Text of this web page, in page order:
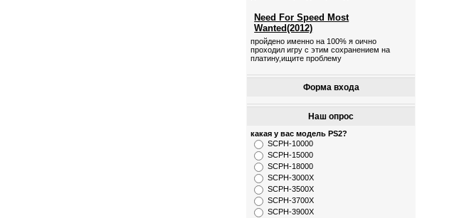
Need For Speed Most
Wanted(2012)
пройдено именно на 100% я оично
проходил игру с этим сохранением на
платину,ищите проблему
Форма входа
Наш опрос
какая у вас модель PS2?
SCPH-10000
SCPH-15000
SCPH-18000
SCPH-3000X
SCPH-3500X
SCPH-3700X
SCPH-3900X